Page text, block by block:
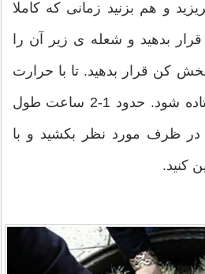
و هم بزنید زمانی که کاملا
بدهید و شعله ی زیر آن را
کن قرار بدهید. تا با حرارت
ملایم دم بکشد و جا افتاده شود. حدود 1-2 ساعت طول
ظرف مورد نظر بکشید و با
کنید.